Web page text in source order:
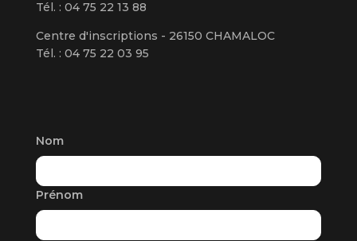
Tél. : 04 75 22 13 88
Centre d'inscriptions - 26150 CHAMALOC
Tél. : 04 75 22 03 95
Nom
Prénom